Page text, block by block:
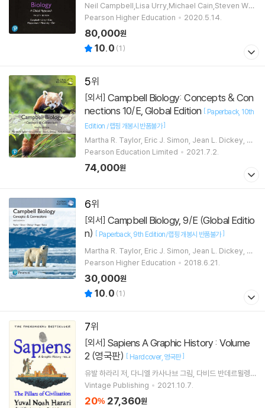
Neil Campbell,Lisa Urry,Michael Cain,Steven Was
serman,Peter Minorsky,Jane Reece,Rebecca Or
Pearson Higher Education 2020.5.14.
80,000원
10.0 (1)
5
[외서]
nections 10/E, Global Edition [ Paperback 10th
Edition /랩핑 개봉시 반품불가]
Martha R. Taylor, Eric J. Simon, Jean L. Dickey, Ke
lly A. Hogan
Pearson Education Limited 2021.7.2.
74,000원
6
[외서]
n) [ Paperback 9th Edition/랩핑 개봉시 반품불가]
Martha R. Taylor, Eric J. Simon, Jean L. Dickey, Ke
lly A. Hogan, Jane B. Reece
Pearson Higher Education 2018.6.21.
30,000원
10.0 (1)
7
[외서]
2 (영국판) [ Hardcover 영국판]
유발 하라리 저 다니엘 카사나브 그림 다비드 반데르묄렝
편
Vintage Publishing 2021.10.7.
20% 27,360원